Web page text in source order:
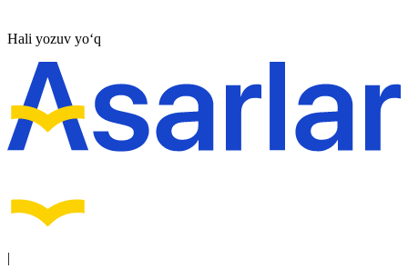
Hali yozuv yo‘q
|